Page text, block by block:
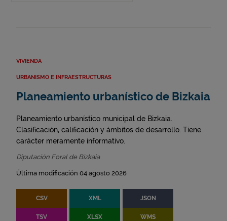
VIVIENDA
URBANISMO E INFRAESTRUCTURAS
Planeamiento urbanístico de Bizkaia
Planeamiento urbanístico municipal de Bizkaia.
Clasificación, calificación y ámbitos de desarrollo. Tiene
carácter meramente informativo.
Diputación Foral de Bizkaia
Última modificación 04 agosto 2026
CSV XML JSON
TSV XLSX WMS